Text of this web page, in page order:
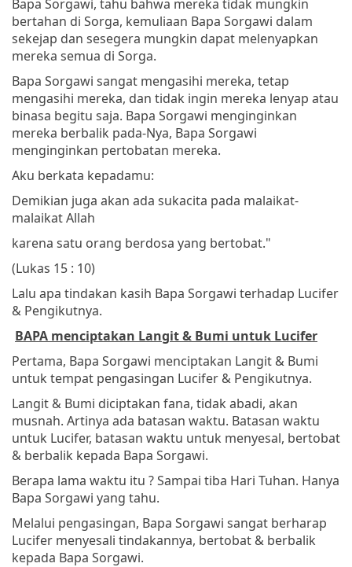
Bapa Sorgawi, tahu bahwa mereka tidak mungkin
bertahan di Sorga, kemuliaan Bapa Sorgawi dalam
sekejap dan sesegera mungkin dapat melenyapkan
mereka semua di Sorga.
Bapa Sorgawi sangat mengasihi mereka, tetap
mengasihi mereka, dan tidak ingin mereka lenyap atau
binasa begitu saja. Bapa Sorgawi menginginkan
mereka berbalik pada-Nya, Bapa Sorgawi
menginginkan pertobatan mereka.
Aku berkata kepadamu:
Demikian juga akan ada sukacita pada malaikat-
malaikat Allah
karena satu orang berdosa yang bertobat."
(Lukas 15 : 10)
Lalu apa tindakan kasih Bapa Sorgawi terhadap Lucifer
& Pengikutnya.
BAPA menciptakan Langit & Bumi untuk Lucifer
Pertama, Bapa Sorgawi menciptakan Langit & Bumi
untuk tempat pengasingan Lucifer & Pengikutnya.
Langit & Bumi diciptakan fana, tidak abadi, akan
musnah. Artinya ada batasan waktu. Batasan waktu
untuk Lucifer, batasan waktu untuk menyesal, bertobat
& berbalik kepada Bapa Sorgawi.
Berapa lama waktu itu ? Sampai tiba Hari Tuhan. Hanya
Bapa Sorgawi yang tahu.
Melalui pengasingan, Bapa Sorgawi sangat berharap
Lucifer menyesali tindakannya, bertobat & berbalik
kepada Bapa Sorgawi.